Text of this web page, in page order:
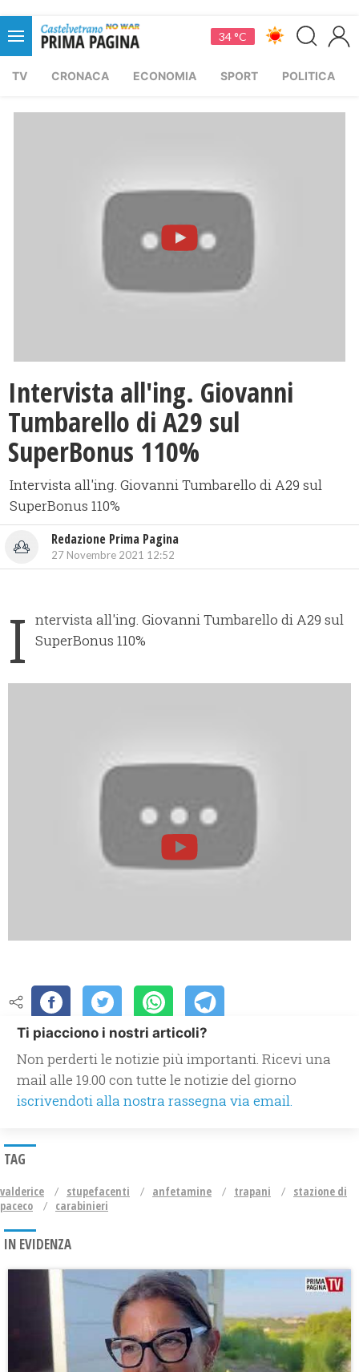
34 °C
TV CRONACA ECONOMIA SPORT POLITICA
Intervista all'ing. Giovanni
Tumbarello di A29 sul
SuperBonus 110%
Intervista all'ing. Giovanni Tumbarello di A29 sul
SuperBonus 110%
Redazione Prima Pagina
27 Novembre 2021 12:52
I ntervista all'ing. Giovanni Tumbarello di A29 sul
SuperBonus 110%
Ti piacciono i nostri articoli?
Non perderti le notizie più importanti. Ricevi una
mail alle 19.00 con tutte le notizie del giorno
iscrivendoti alla nostra rassegna via email.
TAG
valderice stupefacenti anfetamine trapani
stazione di
paceco
carabinieri
IN EVIDENZA